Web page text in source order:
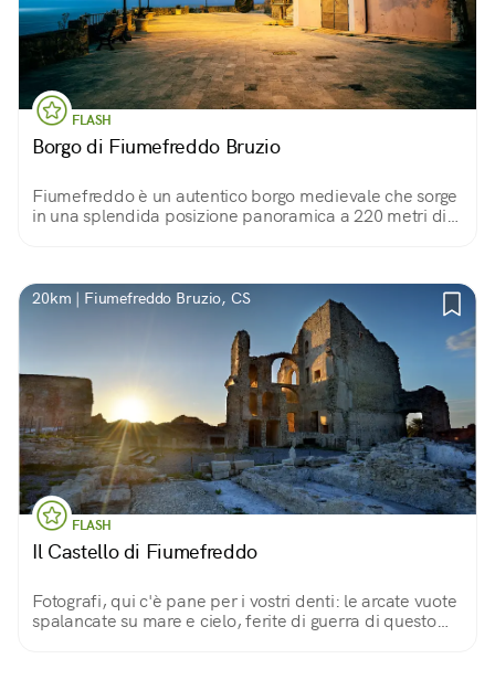
FLASH
Borgo di Fiumefreddo Bruzio
Fiumefreddo è un autentico borgo medievale che sorge
in una splendida posizione panoramica a 220 metri di
20km | Fiumefreddo Bruzio, CS
FLASH
Il Castello di Fiumefreddo
Fotografi, qui c'è pane per i vostri denti: le arcate vuote
spalancate su mare e cielo, ferite di guerra di questo